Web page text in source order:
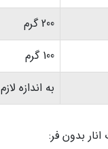
200 گرم
100 گرم
به اندازه لازم
بدون فر: